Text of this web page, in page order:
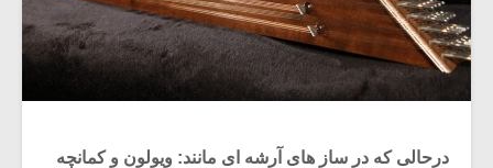
درحالی که در ساز های آرشه ای مانند: ویولون و کمانچه